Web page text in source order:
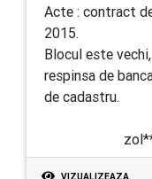
Acte : contract
2015.
Blocul este
respinsa de
de cadastru.